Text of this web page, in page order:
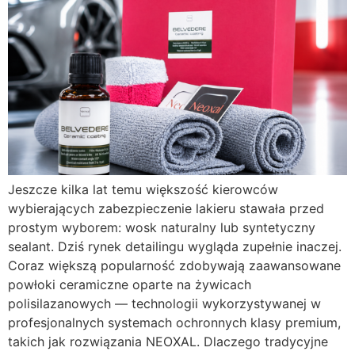
Jeszcze kilka lat temu większość kierowców
wybierających zabezpieczenie lakieru stawała przed
prostym wyborem: wosk naturalny lub syntetyczny
sealant. Dziś rynek detailingu wygląda zupełnie inaczej.
Coraz większą popularność zdobywają zaawansowane
powłoki ceramiczne oparte na żywicach
polisilazanowych — technologii wykorzystywanej w
profesjonalnych systemach ochronnych klasy premium,
takich jak rozwiązania NEOXAL. Dlaczego tradycyjne